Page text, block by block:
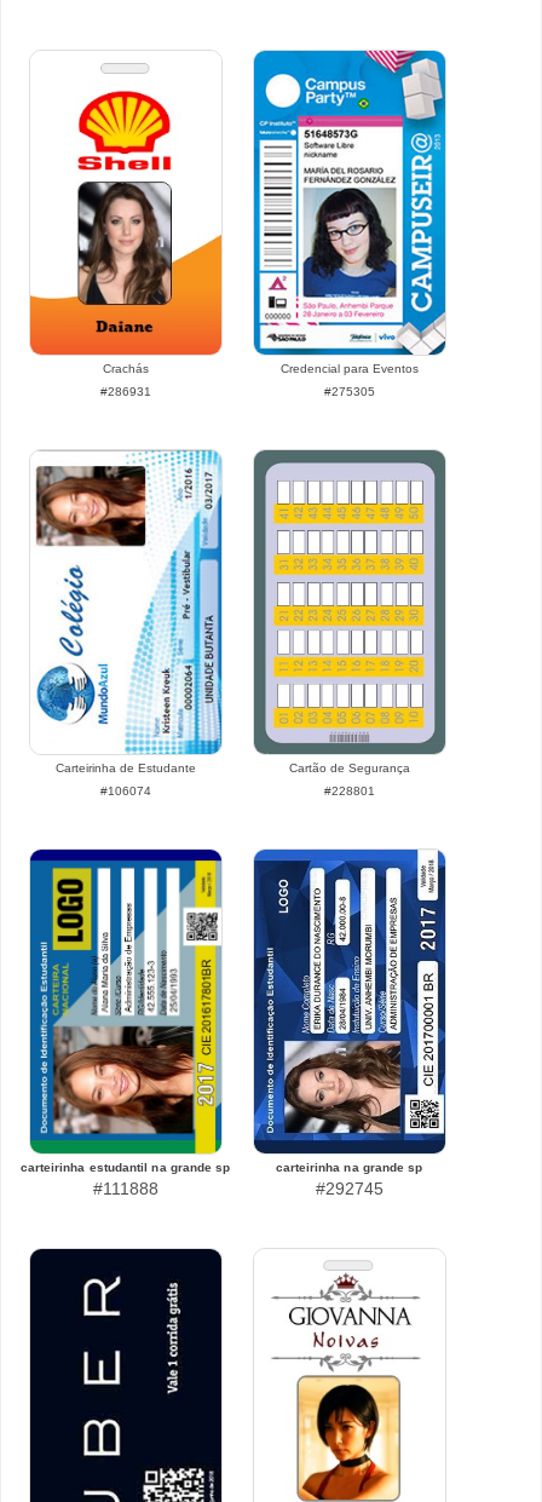
Crachás
#286931
Credencial para Eventos
#275305
Carteirinha de Estudante
#106074
Cartão de Segurança
#228801
carteirinha estudantil na grande sp
#111888
carteirinha na grande sp
#292745